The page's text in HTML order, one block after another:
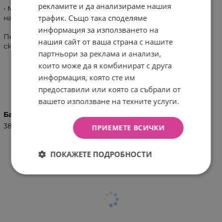
• Материал EPP + ABS Shell – гарантира здравина и
надеждна защита при удар
Перфектен избор за безопасно каране на ролери,
скейтборд, съчетаващ сигурност, комфорт и стил.
ХАРАКТЕРИСТИКИ
Баркод (ISBN, UPC, др.)
3800146229795
рекламите и да анализираме нашия
трафик. Също така споделяме
информация за използването на
нашия сайт от ваша страна с нашите
партньори за реклама и анализи,
които може да я комбинират с друга
информация, която сте им
предоставили или която са събрали от
вашето използване на техните услуги.
ПРИЕМЕТЕ ВСИЧКИ
ПОКАЖЕТЕ ПОДРОБНОСТИ